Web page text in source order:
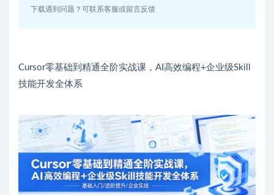
下载遇到问题？可联系客服或留言反馈
Cursor零基础到精通全阶实战课，AI高效编程+企业级Skill
技能开发全体系